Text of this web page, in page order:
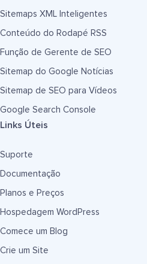
Sitemaps XML Inteligentes
Conteúdo do Rodapé RSS
Função de Gerente de SEO
Sitemap do Google Notícias
Sitemap de SEO para Vídeos
Google Search Console
Links Úteis
Suporte
Documentação
Planos e Preços
Hospedagem WordPress
Comece um Blog
Crie um Site